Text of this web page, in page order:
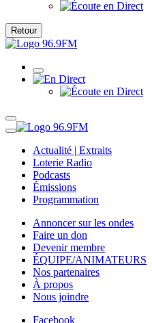
Retour
Actualité | Extraits
Loterie Radio
Podcasts
Émissions
Programmation
Annoncer sur les ondes
Faire un don
Devenir membre
ÉQUIPE/ANIMATEURS
Nos partenaires
À propos
Nous joindre
Facebook